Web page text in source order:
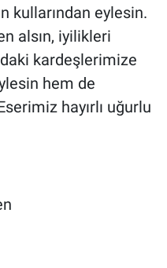
kullarından eylesin.
alsın, iyilikleri
kardeşlerimize
hem de
hayırlı uğurlu